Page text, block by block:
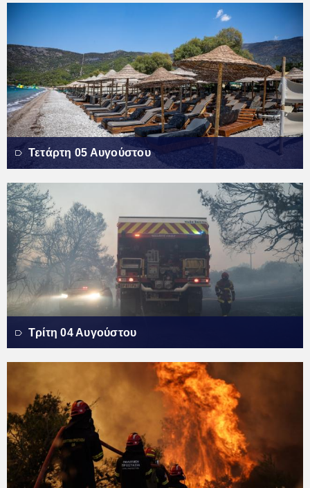
Τετάρτη 05 Αυγούστου
Τρίτη 04 Αυγούστου